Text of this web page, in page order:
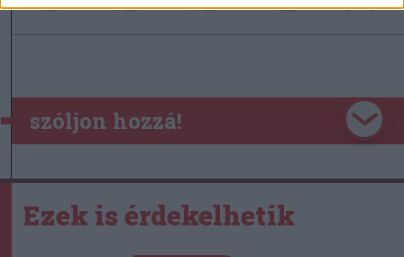
szóljon hozzá!
Ezek is érdekelhetik